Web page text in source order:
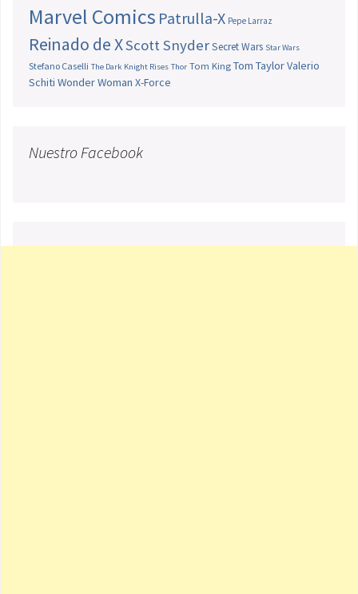
Marvel Comics Patrulla-X Pepe Larraz
Reinado de XScott SnyderSecret Wars Star Wars
Stefano Caselli The Dark Knight Rises Thor Tom King Tom TaylorValerio
Schiti Wonder Woman X-Force
Nuestro Facebook